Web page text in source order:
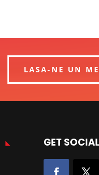
LASA-NE UN
GET SOCIAL